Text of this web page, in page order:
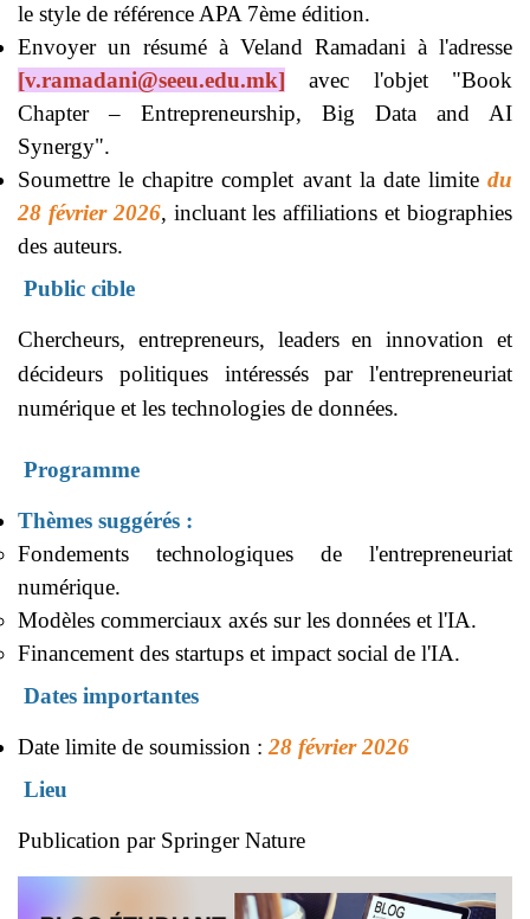
le style de référence APA 7ème édition.
Envoyer un résumé à Veland Ramadani à l'adresse
[v.ramadani@seeu.edu.mk] avec l'objet "Book
Chapter – Entrepreneurship, Big Data and AI
Synergy".
Soumettre le chapitre complet avant la date limite du
28 février 2026, incluant les affiliations et biographies
des auteurs.
Public cible
Chercheurs, entrepreneurs, leaders en innovation et
décideurs politiques intéressés par l'entrepreneuriat
numérique et les technologies de données.
Programme
Thèmes suggérés :
Fondements technologiques de l'entrepreneuriat
numérique.
Modèles commerciaux axés sur les données et l'IA.
Financement des startups et impact social de l'IA.
Dates importantes
Date limite de soumission : 28 février 2026
Lieu
Publication par Springer Nature